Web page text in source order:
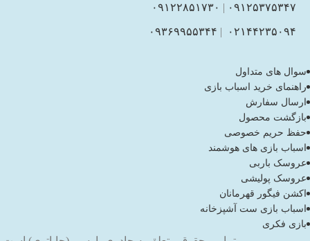
۰۹۱۲۵۳۷۵۳۴۷ | ۰۹۱۲۲۸۵۱۷۳۰
۰۲۱۴۴۲۳۵۰۹۴ | ۰۹۳۶۹۹۵۵۳۴۴
سوال های متداول
راهنمای خرید اسباب بازی
ارسال سفارش
بازگشت محصول
حفظ حریم خصوصی
اسباب بازی های هوشمند
عروسک باربی
عروسک پولیشی
اکشن فیگور قهرمانان
اسباب بازی ست آشپزخانه
بازی فکری